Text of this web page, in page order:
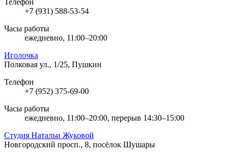
+7 (931) 588-53-54
Часы работы
ежедневно, 11:00–20:00
Иголочка
Полковая ул., 1/25, Пушкин
Телефон
+7 (952) 375-69-00
Часы работы
ежедневно, 11:00–20:00, перерыв 14:30–15:00
Студия Натальи Жуковой
Новгородский просп., 8, посёлок Шушары